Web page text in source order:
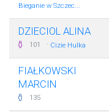
Bieganie w Szczec...
DZIECIOL ALINA
101 · Cizie Hulka
FIAŁKOWSKI
MARCIN
135